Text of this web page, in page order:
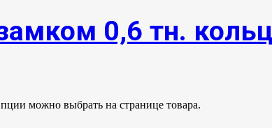
0,6 тн.
можно выбрать на странице товара.